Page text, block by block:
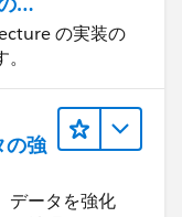
の実装の
の強
データを強化